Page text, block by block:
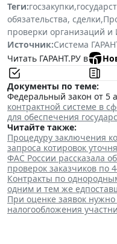
Теги:госзакупки,
обязательства, сделки,
проверки организаций и
Источник:Система
Читать ГАРАНТ.РУ в
Документы по теме:
Федеральный закон от 5
контрактной системе в
для обеспечения
Читайте также:
Процедуру заключения
запроса котировок
ФАС России рассказала
проверок заказчиков по
Контракты по
одним и тем же
При оценке заявок
налогообложения